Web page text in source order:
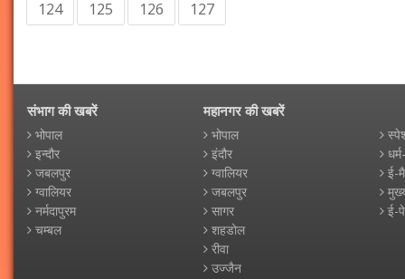
124
125 126 127
संभाग की खबरें
भोपाल
इन्दौर
जबलपुर
ग्वालियर
नर्मदापुरम
चम्बल
महानगर की खबरें
भोपाल
इंदौर
ग्वालियर
जबलपुर
सागर
शहडोल
रीवा
उज्जैन
ई-
ई-